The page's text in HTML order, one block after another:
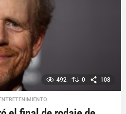
a
g
o
492 0 108
ENTRETENIMIENTO